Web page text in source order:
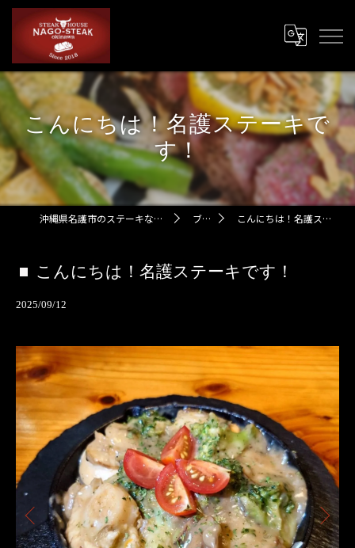
こんにちは！名護ステーキで
す！
沖縄県名護市のステーキなら名護ステーキ ブログ こんにちは！名護ステーキです！
こんにちは！名護ステーキです！
2025/09/12